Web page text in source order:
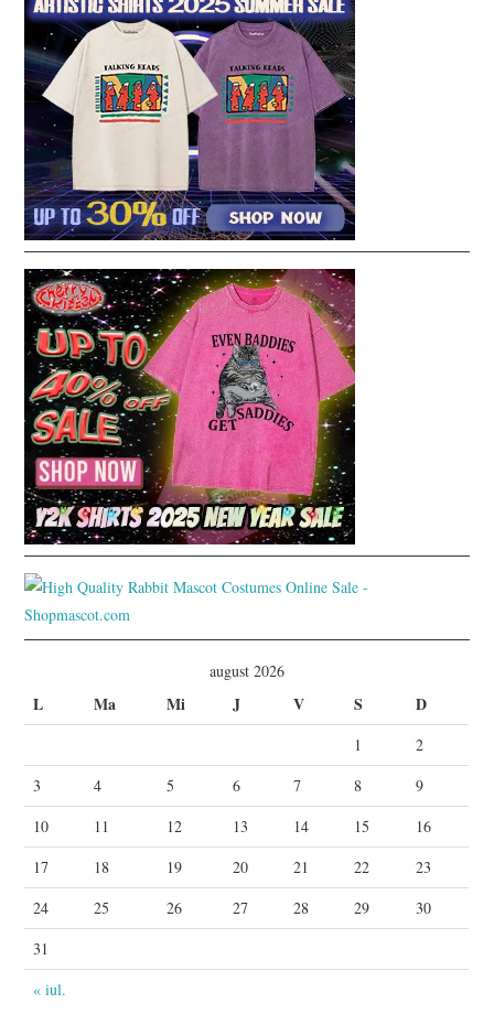
august 2026
L Ma Mi J V S D
« iul.
1
2
3
4 5 6 7 8
9
10
11 12 13 14 15
16
17
18 19 20 21 22
23
24
25 26 27 28 29
30
31